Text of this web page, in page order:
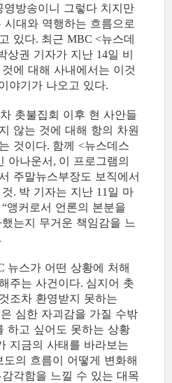
영방송이니 그렇다 치지만
시대와 역행하는 흐름으로
있다. 최근 MBC <뉴스데
상권 기자가 지난 14일 비
에 대해 사내에서는 이것
야기가 나오고 있다.
차 촛불집회 이후 현 사안들
않는 것에 대해 항의 차원
것이다. 함께 <뉴스데스
아나운서, 이 프로그램의
주말뉴스부장도 보직에서
. 박 기자는 지난 11 일 마
“앵커로서 언론의 본분을
는지 무거운 책임감을 느
.
뉴스가 어떤 상황에 처해
주는 사건이다. 심지어 촛
조차 환영받지 못하는
심한 자괴감을 가질 수밖
하고 싶어도 못하는 상황
지금의 사태를 바라보는
도의 흐름이 어떻게 변화해
각함을 느낄 수 있는 대목